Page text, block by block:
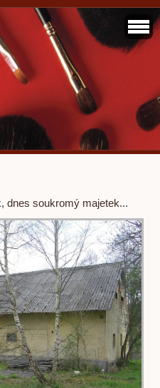
dnes soukromý majetek...